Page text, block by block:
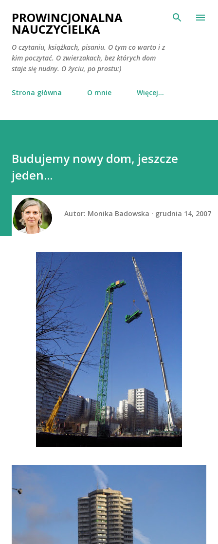
Przejdź do głównej zawartości
PROWINCJONALNA
NAUCZYCIELKA
O czytaniu, książkach, pisaniu. O tym co warto i z
kim poczytać. O zwierzakach, bez których dom
staje się nudny. O życiu, po prostu:)
Strona główna O mnie Więcej…
Budujemy nowy dom, jeszcze
jeden...
Autor: Monika Badowska grudnia 14, 2007